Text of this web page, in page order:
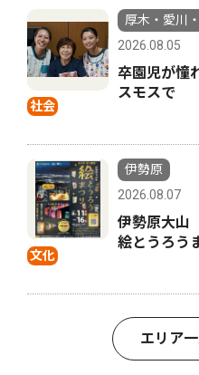
社会
厚木・愛川・
2026.08.05
卒園児が憧
スモスで
文化
伊勢原
2026.08.07
伊勢原大
絵とうろう
エリア